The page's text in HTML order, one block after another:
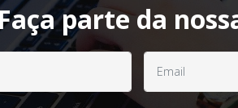
parte da